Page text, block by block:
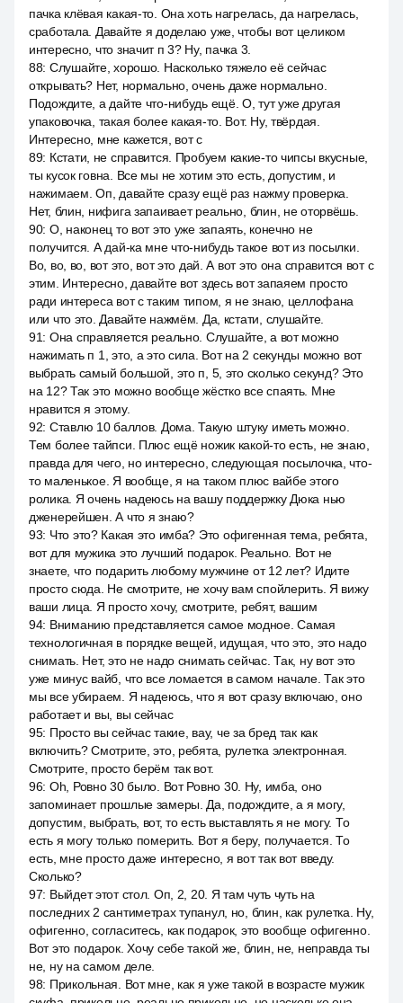
пачка клёвая какая-то. Она хоть нагрелась, да нагрелась,
сработала. Давайте я доделаю уже, чтобы вот целиком
интересно, что значит п 3? Ну, пачка 3.
88: Слушайте, хорошо. Насколько тяжело её сейчас
открывать? Нет, нормально, очень даже нормально.
Подождите, а дайте что-нибудь ещё. О, тут уже другая
упаковочка, такая более какая-то. Вот. Ну, твёрдая.
Интересно, мне кажется, вот с
89: Кстати, не справится. Пробуем какие-то чипсы вкусные,
ты кусок говна. Все мы не хотим это есть, допустим, и
нажимаем. Оп, давайте сразу ещё раз нажму проверка.
Нет, блин, нифига запаивает реально, блин, не оторвёшь.
90: О, наконец то вот это уже запаять, конечно не
получится. А дай-ка мне что-нибудь такое вот из посылки.
Во, во, во, вот это, вот это дай. А вот это она справится вот с
этим. Интересно, давайте вот здесь вот запаяем просто
ради интереса вот с таким типом, я не знаю, целлофана
или что это. Давайте нажмём. Да, кстати, слушайте.
91: Она справляется реально. Слушайте, а вот можно
нажимать п 1, это, а это сила. Вот на 2 секунды можно вот
выбрать самый большой, это п, 5, это сколько секунд? Это
на 12? Так это можно вообще жёстко все спаять. Мне
нравится я этому.
92: Ставлю 10 баллов. Дома. Такую штуку иметь можно.
Тем более тайпси. Плюс ещё ножик какой-то есть, не знаю,
правда для чего, но интересно, следующая посылочка, что-
то маленькое. Я вообще, я на таком плюс вайбе этого
ролика. Я очень надеюсь на вашу поддержку Дюка нью
дженерейшен. А что я знаю?
93: Что это? Какая это имба? Это офигенная тема, ребята,
вот для мужика это лучший подарок. Реально. Вот не
знаете, что подарить любому мужчине от 12 лет? Идите
просто сюда. Не смотрите, не хочу вам спойлерить. Я вижу
ваши лица. Я просто хочу, смотрите, ребят, вашим
94: Вниманию представляется самое модное. Самая
технологичная в порядке вещей, идущая, что это, это надо
снимать. Нет, это не надо снимать сейчас. Так, ну вот это
уже минус вайб, что все ломается в самом начале. Так это
мы все убираем. Я надеюсь, что я вот сразу включаю, оно
работает и вы, вы сейчас
95: Просто вы сейчас такие, вау, че за бред так как
включить? Смотрите, это, ребята, рулетка электронная.
Смотрите, просто берём так вот.
96: Oh, Ровно 30 было. Вот Ровно 30. Ну, имба, оно
запоминает прошлые замеры. Да, подождите, а я могу,
допустим, выбрать, вот, то есть выставлять я не могу. То
есть я могу только померить. Вот я беру, получается. То
есть, мне просто даже интересно, я вот так вот введу.
Сколько?
97: Выйдет этот стол. Оп, 2, 20. Я там чуть чуть на
последних 2 сантиметрах тупанул, но, блин, как рулетка. Ну,
офигенно, согласитесь, как подарок, это вообще офигенно.
Вот это подарок. Хочу себе такой же, блин, не, неправда ты
не, ну на самом деле.
98: Прикольная. Вот мне, как я уже такой в возрасте мужик